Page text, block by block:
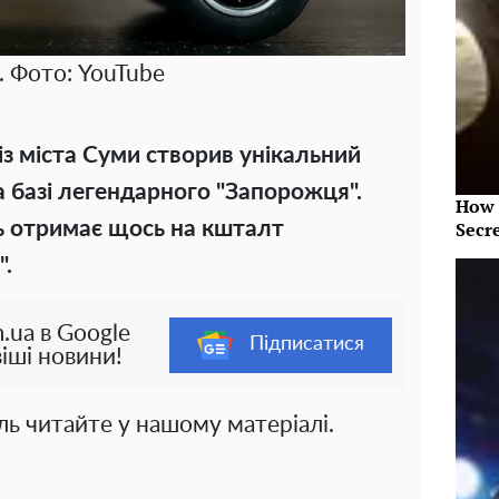
Фото: YouTube
міста Суми створив унікальний
легендарного "Запорожця".
отримає щось на кшталт
в Google
новини!
Підписатися
читайте у нашому матеріалі.
How